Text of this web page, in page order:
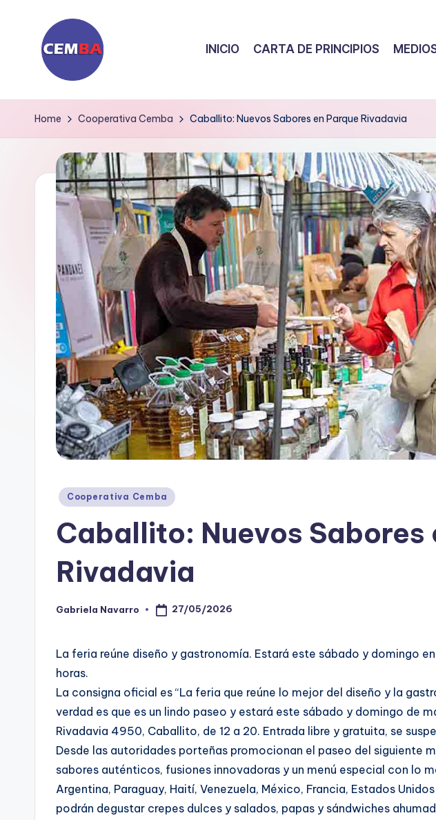
D
i
ri
M
A
INICIO CARTA DE PRINCIPIOS
Home Cooperativa Cemba Caballito: Nuevos Sabores en Parque Rivadavia
Posted
Cooperativa Cemba
Caballito: Nuevos Sabores
Rivadavia
Posted
Gabriela Navarro 27/05/2026
La feria reúne diseño y gastronomía. Estará este sábado y domingo
horas.
La consigna oficial es “La feria que reúne lo mejor del diseño y la
verdad es que es un lindo paseo y estará este sábado y domingo de
Rivadavia 4950, Caballito, de 12 a 20. Entrada libre y gratuita, se
Desde las autoridades porteñas promocionan el paseo del siguiente
sabores auténticos, fusiones innovadoras y un menú especial con lo
Argentina, Paraguay, Haití, Venezuela, México, Francia, Estados
podrán degustar crepes dulces y salados, papas y sándwiches